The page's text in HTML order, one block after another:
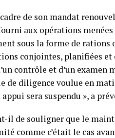
de son mandat
aux opérations
sous la forme de rations
conjointes, planifiées
contrôle et d’un
de diligence voulue en
sera suspendu », a
il de souligner que le
comme c’était le cas